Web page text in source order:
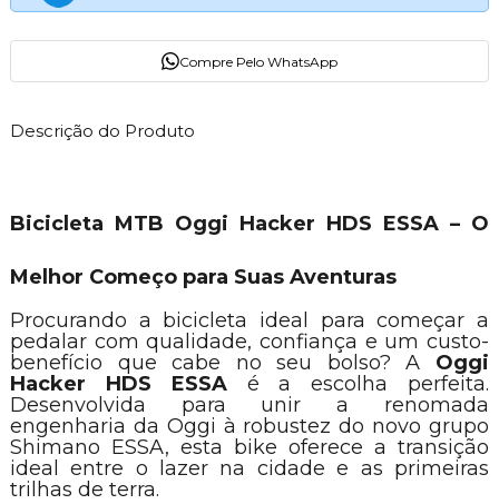
Compre Pelo WhatsApp
Descrição do Produto
Bicicleta MTB Oggi Hacker HDS ESSA – O
Melhor Começo para Suas Aventuras
Procurando a bicicleta ideal para começar a
pedalar com qualidade, confiança e um custo-
benefício que cabe no seu bolso? A Oggi
Hacker HDS ESSAé a escolha perfeita.
Desenvolvida para unir a renomada
engenharia da Oggi à robustez do novo grupo
Shimano ESSA, esta bike oferece a transição
ideal entre o lazer na cidade e as primeiras
trilhas de terra.